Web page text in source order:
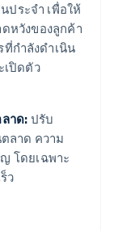
ระจำ เพื่อให้
หวังของลูกค้า
ที่กำลังดำเนิน
เปิดตัว
าด: ปรับ
ลาด ความ
โดยเฉพาะ
ว